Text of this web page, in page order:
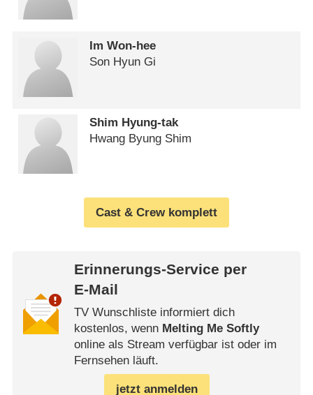
Im Won-hee
Son Hyun Gi
Shim Hyung-tak
Hwang Byung Shim
Cast & Crew komplett
Erinnerungs-Service per
E-Mail
TV Wunschliste informiert dich
kostenlos, wenn Melting Me Softly
online als Stream verfügbar ist oder im
Fernsehen läuft.
jetzt anmelden